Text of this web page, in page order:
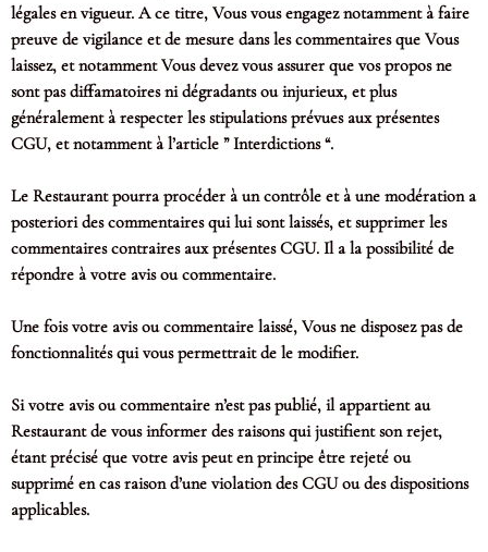
légales en vigueur. A ce titre, Vous vous engagez notamment à faire
preuve de vigilance et de mesure dans les commentaires que Vous
laissez, et notamment Vous devez vous assurer que vos propos ne
sont pas diffamatoires ni dégradants ou injurieux, et plus
généralement à respecter les stipulations prévues aux présentes
CGU, et notamment à l’article ” Interdictions “.
Le Restaurant pourra procéder à un contrôle et à une modération a
posteriori des commentaires qui lui sont laissés, et supprimer les
commentaires contraires aux présentes CGU. Il a la possibilité de
répondre à votre avis ou commentaire.
Une fois votre avis ou commentaire laissé, Vous ne disposez pas de
fonctionnalités qui vous permettrait de le modifier.
Si votre avis ou commentaire n’est pas publié, il appartient au
Restaurant de vous informer des raisons qui justifient son rejet,
étant précisé que votre avis peut en principe être rejeté ou
supprimé en cas raison d’une violation des CGU ou des dispositions
applicables.